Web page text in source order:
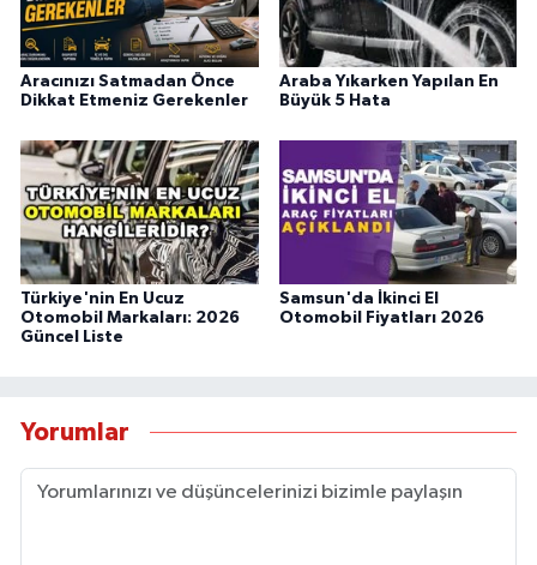
Aracınızı Satmadan Önce
Dikkat Etmeniz Gerekenler
Araba Yıkarken Yapılan En
Büyük 5 Hata
Türkiye'nin En Ucuz
Otomobil Markaları: 2026
Güncel Liste
Samsun'da İkinci El
Otomobil Fiyatları 2026
Yorumlar